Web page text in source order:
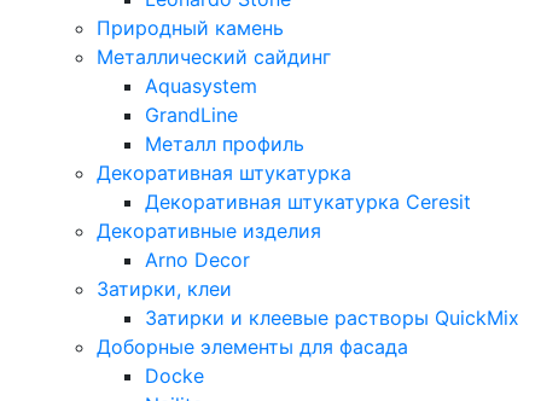
Природный камень
Металлический сайдинг
Aquasystem
GrandLine
Металл профиль
Декоративная штукатурка
Декоративная штукатурка Ceresit
Декоративные изделия
Arno Decor
Затирки, клеи
Затирки и клеевые растворы QuickMix
Доборные элементы для фасада
Docke